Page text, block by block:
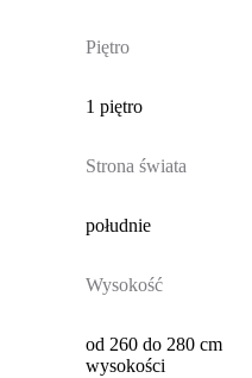
Piętro
1 piętro
Strona świata
południe
Wysokość
od 260 do 280 cm
wysokości